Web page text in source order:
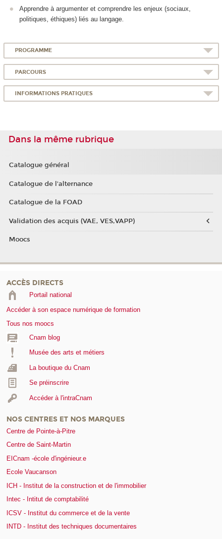
Apprendre à argumenter et comprendre les enjeux (sociaux,
politiques, éthiques) liés au langage.
PROGRAMME
PARCOURS
INFORMATIONS PRATIQUES
Dans la même rubrique
Catalogue général
Catalogue de l'alternance
Catalogue de la FOAD
Validation des acquis (VAE, VES,VAPP)
Moocs
ACCÈS DIRECTS
Portail national
Accéder à son espace numérique de formation
Tous nos moocs
Cnam blog
Musée des arts et métiers
La boutique du Cnam
Se préinscrire
Accéder à l'intraCnam
NOS CENTRES ET NOS MARQUES
Centre de Pointe-à-Pitre
Centre de Saint-Martin
EICnam -école d'ingénieur.e
Ecole Vaucanson
ICH - Institut de la construction et de l'immobilier
Intec - Intitut de comptabilité
ICSV - Institut du commerce et de la vente
INTD - Institut des techniques documentaires